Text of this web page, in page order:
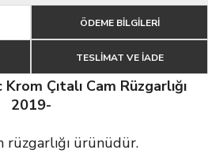
ÖDEME BİLGİLERİ
TESLİMAT VE İADE
Çıtalı Cam Rüzgarlığı
2019-
rüzgarlığı ürünüdür.